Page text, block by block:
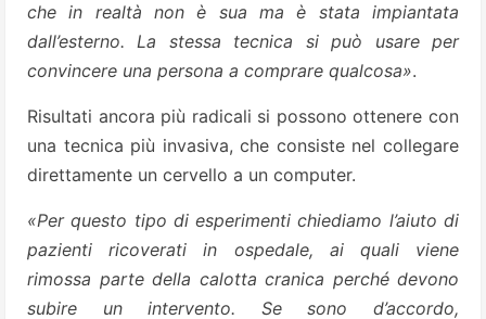
che in realtà non è sua ma è stata impiantata
dall’esterno. La stessa tecnica si può usare per
convincere una persona a comprare qualcosa».
Risultati ancora più radicali si possono ottenere con
una tecnica più invasiva, che consiste nel collegare
direttamente un cervello a un computer.
«Per questo tipo di esperimenti chiediamo l’aiuto di
pazienti ricoverati in ospedale, ai quali viene
rimossa parte della calotta cranica perché devono
subire un intervento. Se sono d’accordo,